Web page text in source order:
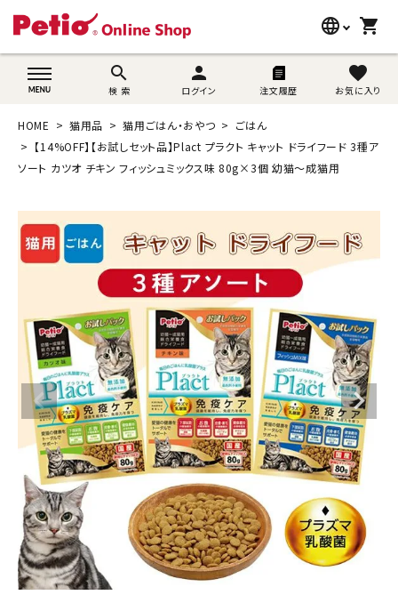
language
wovn-lang-name
shopping_cart
search
検 索
person
ログイン 注文履歴
favorite
お気に入り
search
猫用品
ブランド別に探す
目的別に探す
SNS
ご利用案内
ACCOUNT MENU
ようこそ ゲスト 様
meeting_room ログイン person 新規会員登録
HOME 猫用品 猫用ごはん・おやつ
ごはん
【14%OFF】【お試しセット品】Plact プラクト キャット ドライフード 3種ア
ソート カツオ チキン フィッシュミックス味 80g×3個 幼猫～成猫用